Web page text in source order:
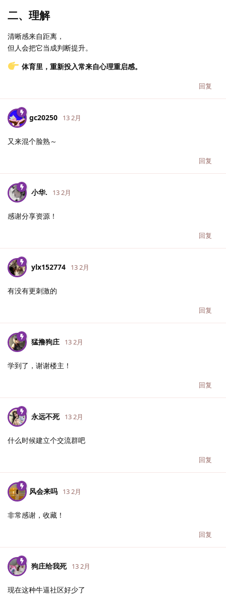
二、理解
清晰感来自距离，
但人会把它当成判断提升。
体育里，重新投入常来自心理重启感。
回复
gc20250 13 2月
又来混个脸熟～
回复
小华.​ 13 2月
感谢分享资源！
回复
ylx152774 13 2月
有没有更刺激的
回复
猛撸狗庄 13 2月
学到了，谢谢楼主！
回复
永远不死 13 2月
什么时候建立个交流群吧
回复
风会来吗 13 2月
非常感谢，收藏！
回复
狗庄给我死 13 2月
现在这种牛逼社区好少了